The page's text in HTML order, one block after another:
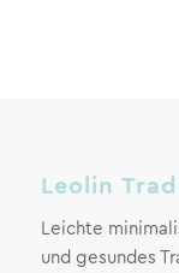
Leolin
Leichte
und gesundes